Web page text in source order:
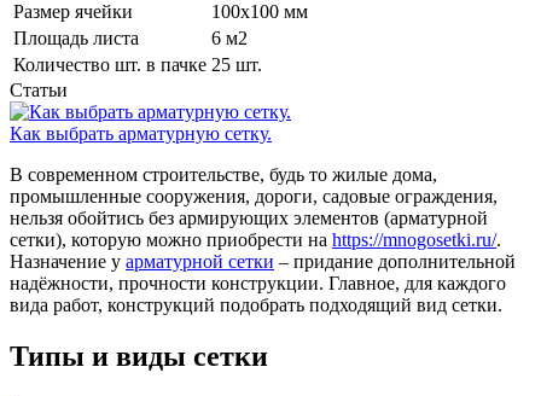
Размер ячейки
100х100 мм
Площадь листа
6 м 2
Количество шт. в пачке 25 шт.
Статьи
Как выбрать арматурную сетку.
В современном строительстве, будь то жилые дома,
промышленные сооружения, дороги, садовые ограждения,
нельзя обойтись без армирующих элементов (арматурной
сетки), которую можно приобрести на https://mnogosetki.ru/.
Назначение у арматурной сетки – придание дополнительной
надёжности, прочности конструкции. Главное, для каждого
вида работ, конструкций подобрать подходящий вид сетки.
Типы и виды сетки